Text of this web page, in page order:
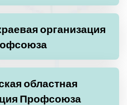
организация
областная
Профсоюза